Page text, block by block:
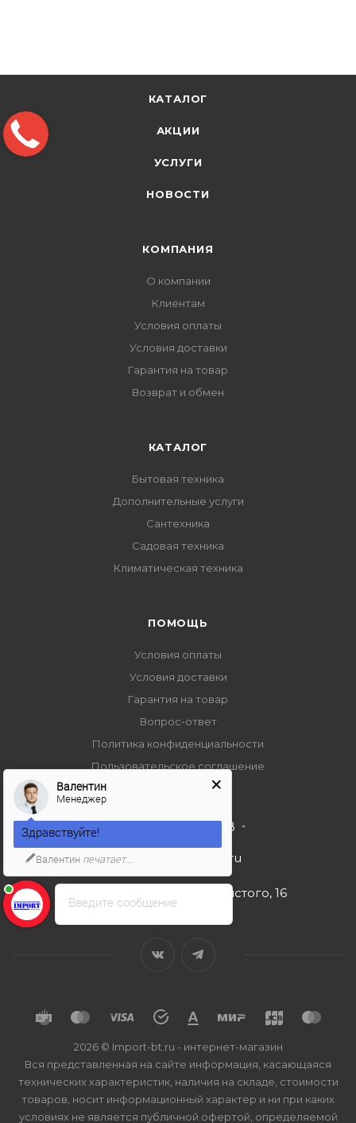
КАТАЛОГ
АКЦИИ
УСЛУГИ
НОВОСТИ
КОМПАНИЯ
О компании
Клиентам
Условия оплаты
Условия доставки
Гарантия на товар
Возврат и обмен
КАТАЛОГ
Бытовая техника
Дополнительные услуги
Сантехника
Садовая техника
Климатическая техника
ПОМОЩЬ
Условия оплаты
Условия доставки
Гарантия на товар
Вопрос-ответ
Политика конфиденциальности
Пользовательское соглашение
+7 495 989 53 38
import-bt@bk.ru
г. Москва, ул. Льва Толстого, 16
2026 © Import-bt.ru - интернет-магазин
Вся представленная на сайте информация, касающаяся
технических характеристик, наличия на складе, стоимости
товаров, носит информационный характер и ни при каких
условиях не является публичной офертой, определяемой
Введите сообщение
Валентин
Менеджер
Здравствуйте!
Валентин печатает...